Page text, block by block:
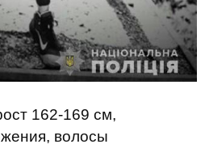
162-169 см,
волосы